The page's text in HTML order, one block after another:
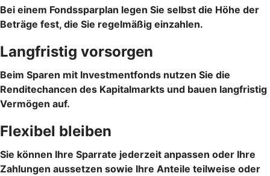
Bei einem Fondssparplan legen Sie selbst die Höhe der
Beträge fest, die Sie regelmäßig einzahlen.
Langfristig vorsorgen
Beim Sparen mit Investmentfonds nutzen Sie die
Renditechancen des Kapitalmarkts und bauen langfristig
Vermögen auf.
Flexibel bleiben
Sie können Ihre Sparrate jederzeit anpassen oder Ihre
Zahlungen aussetzen sowie Ihre Anteile teilweise oder